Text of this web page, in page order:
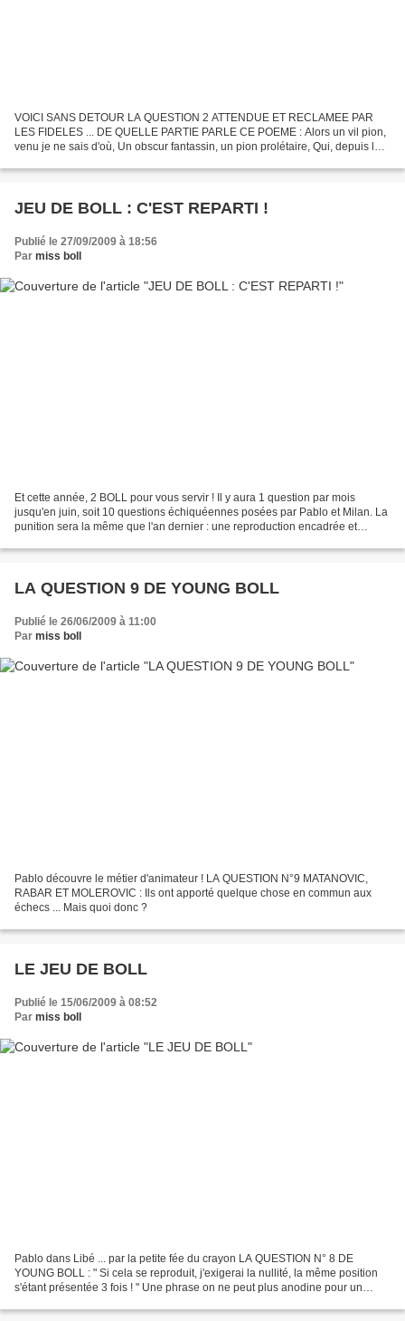
VOICI SANS DETOUR LA QUESTION 2 ATTENDUE ET RECLAMEE PAR
LES FIDELES ... DE QUELLE PARTIE PARLE CE POEME : Alors un vil pion,
venu je ne sais d'où, Un obscur fantassin, un pion prolétaire, Qui, depuis le
JEU DE BOLL : C'EST REPARTI !
Publié le 27/09/2009 à 18:56
Par miss boll
Et cette année, 2 BOLL pour vous servir ! Il y aura 1 question par mois
jusqu'en juin, soit 10 questions échiquéennes posées par Pablo et Milan. La
punition sera la même que l'an dernier : une reproduction encadrée et
LA QUESTION 9 DE YOUNG BOLL
Publié le 26/06/2009 à 11:00
Par miss boll
Pablo découvre le métier d'animateur ! LA QUESTION N°9 MATANOVIC,
RABAR ET MOLEROVIC : Ils ont apporté quelque chose en commun aux
échecs ... Mais quoi donc ?
LE JEU DE BOLL
Publié le 15/06/2009 à 08:52
Par miss boll
Pablo dans Libé ... par la petite fée du crayon LA QUESTION N° 8 DE
YOUNG BOLL : " Si cela se reproduit, j'exigerai la nullité, la même position
s'étant présentée 3 fois ! " Une phrase on ne peut plus anodine pour un